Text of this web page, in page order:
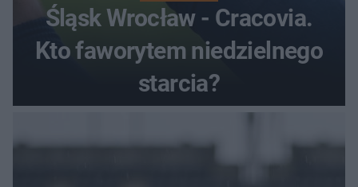
Śląsk Wrocław - Cracovia.
Kto faworytem niedzielnego
starcia?